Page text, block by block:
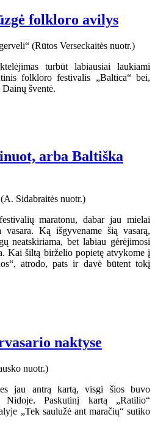
folkloro avilys
turbūt labiausiai laukiami
folkloro festivalis „Baltica“ bei,
šventė.
arba Baltiška
maratonu, dabar jau mielai
vasara. Ką išgyvename šią vasarą,
neatskiriama, bet labiau gėrėjimosi
Kai šiltą birželio popietę atvykome į
atrodo, pats ir davė būtent tokį
naktyse
jau antrą kartą, visgi šios buvo
Paskutinį kartą „Ratilio“
„Tek saulužė ant maračių“ sutiko